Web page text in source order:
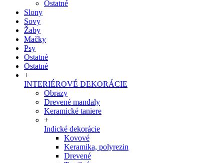
Ostatné
Slony
Sovy
Žaby
Mačky
Psy
Ostatné
Ostatné
+
INTERIÉROVÉ DEKORÁCIE
Obrazy
Drevené mandaly
Keramické taniere
+
Indické dekorácie
Kovové
Keramika, polyrezin
Drevené